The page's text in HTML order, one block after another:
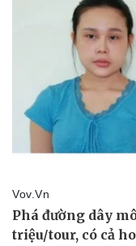
Vụ án
Tin nóng
Tư vấn luật